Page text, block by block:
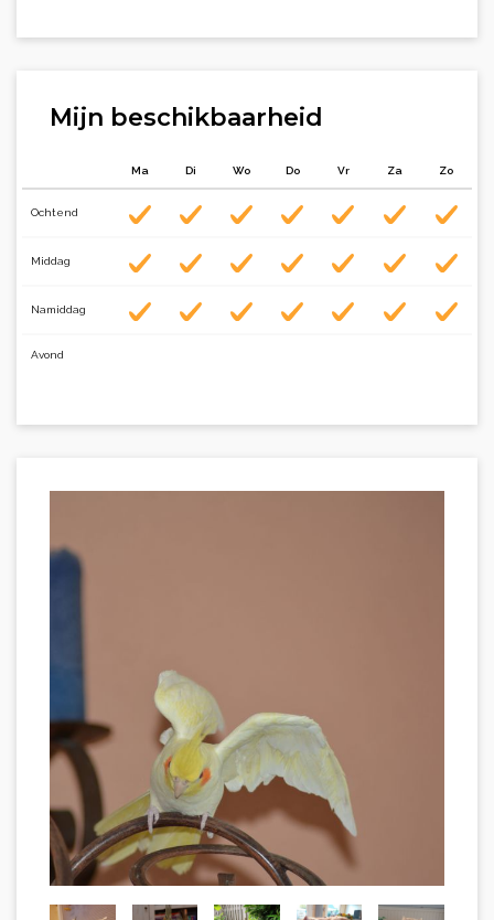
Mijn beschikbaarheid
Ma Di Wo Do Vr Za Zo
Ochtend
Middag
Namiddag
Avond